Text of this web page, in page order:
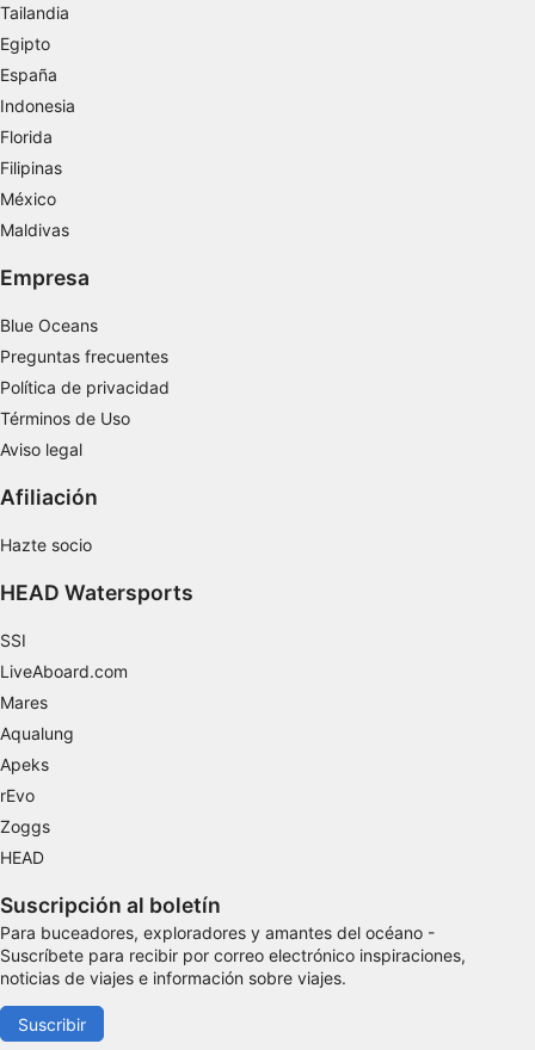
Tailandia
Egipto
España
Indonesia
Florida
Filipinas
México
Maldivas
Empresa
Blue Oceans
Preguntas frecuentes
Política de privacidad
Términos de Uso
Aviso legal
Afiliación
Hazte socio
HEAD Watersports
SSI
LiveAboard.com
Mares
Aqualung
Apeks
rEvo
Zoggs
HEAD
Suscripción al boletín
Para buceadores, exploradores y amantes del océano -
Suscríbete para recibir por correo electrónico inspiraciones,
noticias de viajes e información sobre viajes.
Suscribir